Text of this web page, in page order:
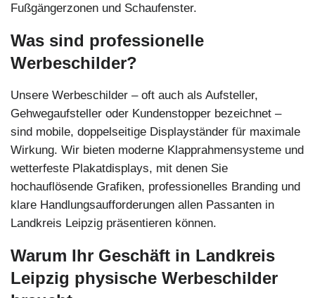
Fußgängerzonen und Schaufenster.
Was sind professionelle
Werbeschilder?
Unsere Werbeschilder – oft auch als Aufsteller,
Gehwegaufsteller oder Kundenstopper bezeichnet –
sind mobile, doppelseitige Displayständer für maximale
Wirkung. Wir bieten moderne Klapprahmensysteme und
wetterfeste Plakatdisplays, mit denen Sie
hochauflösende Grafiken, professionelles Branding und
klare Handlungsaufforderungen allen Passanten in
Landkreis Leipzig präsentieren können.
Warum Ihr Geschäft in Landkreis
Leipzig physische Werbeschilder